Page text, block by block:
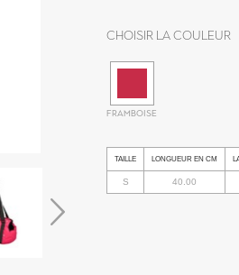
Choisir la couleur
FRAMBOISE
TAILLE LONGUEUR EN CM
S 40.00